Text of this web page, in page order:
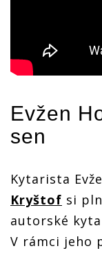
Evžen
sen
Kytarista
Kryštof si
autorské
V rámci jeho